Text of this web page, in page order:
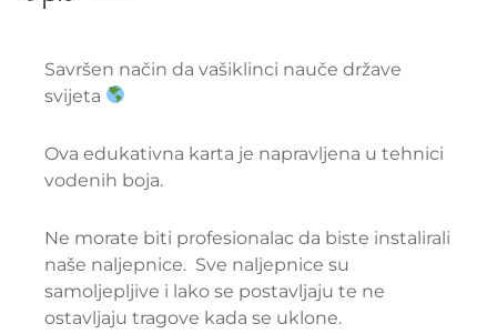
Savršen način da vašiklinci nauče države
svijeta
Ova edukativna karta je napravljena u tehnici
vodenih boja.
Ne morate biti profesionalac da biste instalirali
naše naljepnice. Sve naljepnice su
samoljepljive i lako se postavljaju te ne
ostavljaju tragove kada se uklone.